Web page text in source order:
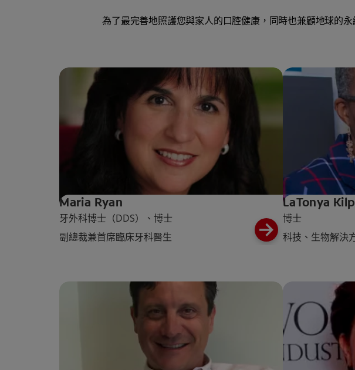
為了最完善地照護您與家人的口腔健康，同時也兼顧地球的
Maria Ryan
牙外科博士（DDS）、博士
副總裁兼首席臨床牙科醫生
LaTonya
博士
科技、生物解決